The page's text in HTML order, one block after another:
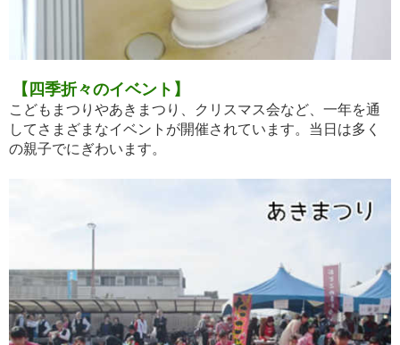
【四季折々のイベント】
こどもまつりやあきまつり、クリスマス会など、一年を通
してさまざまなイベントが開催されています。当日は多く
の親子でにぎわいます。